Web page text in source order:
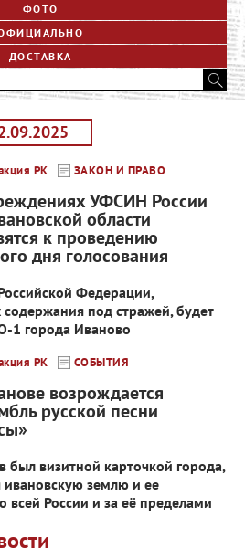
ФОТО
ДОСТАВКА
РК ЗАКОН И ПРАВО
УФСИН России
области
к проведению
дня голосования
Федерации,
под стражей, будет
1 города Иваново
РК СОБЫТИЯ
возрождается
русской песни
был визитной карточкой города,
ивановскую землю и ее
всей России и за её пределами